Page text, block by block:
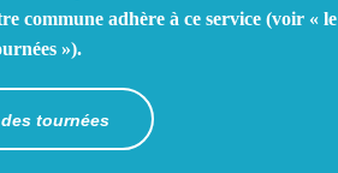
commune adhère à ce service (voir « le
»).
tournées